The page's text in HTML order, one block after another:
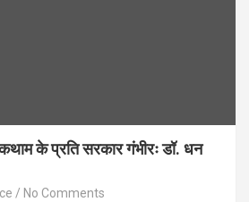
के प्रति सरकार गंभीरः डॉ. धन
No Comments